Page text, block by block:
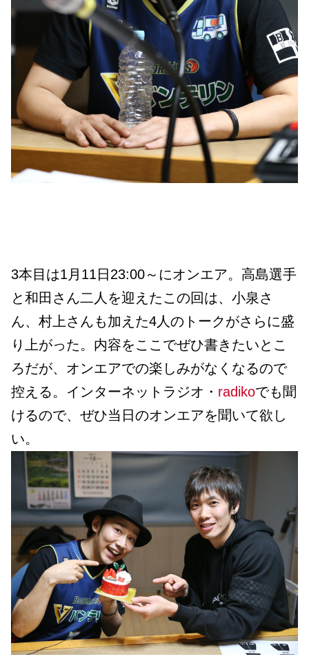
3本目は1月11日23:00～にオンエア。高島選手
と和田さん二人を迎えたこの回は、小泉さ
ん、村上さんも加えた4人のトークがさらに盛
り上がった。内容をここでぜひ書きたいとこ
ろだが、オンエアでの楽しみがなくなるので
控える。インターネットラジオ・ radikoでも聞
けるので、ぜひ当日のオンエアを聞いて欲し
い。